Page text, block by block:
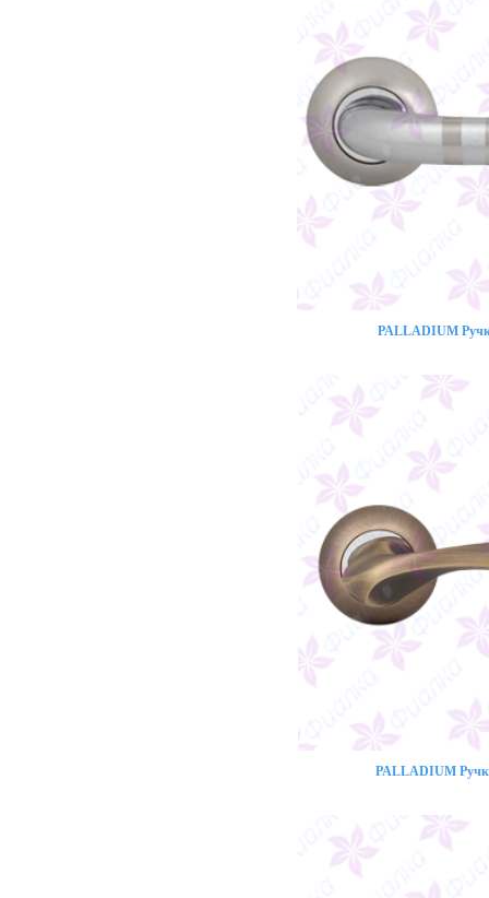
PALLADIUM
PALLADIUM